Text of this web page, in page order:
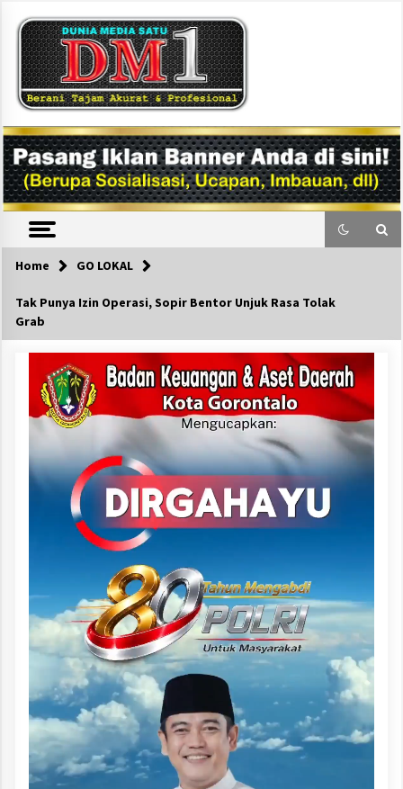
content
DM1
Home GO LOKAL
Tak Punya Izin Operasi, Sopir Bentor Unjuk Rasa Tolak
Grab